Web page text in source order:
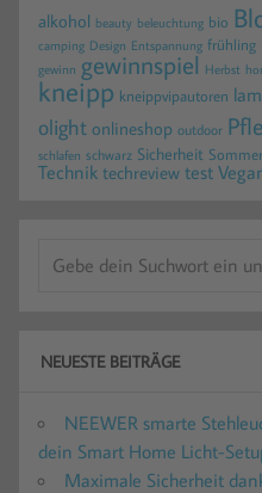
alkohol beauty beleuchtung bio
camping Design Entspannung frühling
gewinn gewinnspiel Herbst
kneipp kneippvipautoren
olight onlineshop outdoor
schlafen schwarz Sicherheit Sommer
Technik techreview test
NEUESTE BEITRÄGE
NEEWER smarte
dein Smart Home Licht-
Maximale Sicherheit